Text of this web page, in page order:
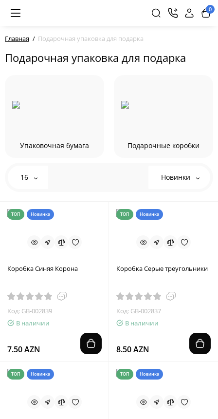
0
Главная Подарочная упаковка для подарка
Подарочная упаковка для подарка
Упаковочная бумага Подарочные коробки
16 Новинки
ТОП Новинка
Коробка Синяя Корона
Код: GB-002839
В наличии
7.50 AZN
ТОП Новинка
Коробка Серые треугольники
Код: GB-002837
В наличии
8.50 AZN
ТОП Новинка ТОП Новинка